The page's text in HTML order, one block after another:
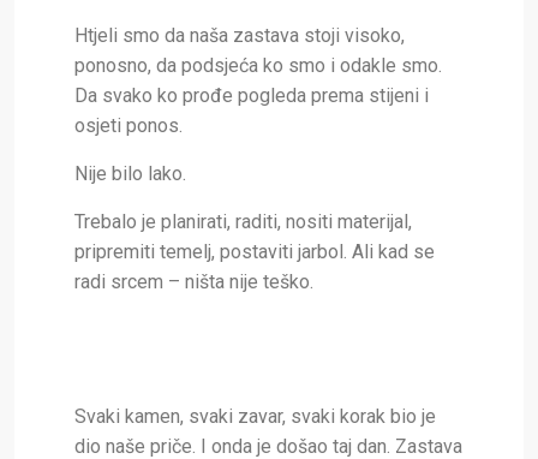
Htjeli smo da naša zastava stoji visoko,
ponosno, da podsjeća ko smo i odakle smo.
Da svako ko prođe pogleda prema stijeni i
osjeti ponos.
Nije bilo lako.
Trebalo je planirati, raditi, nositi materijal,
pripremiti temelj, postaviti jarbol. Ali kad se
radi srcem – ništa nije teško.
Svaki kamen, svaki zavar, svaki korak bio je
dio naše priče. I onda je došao taj dan. Zastava